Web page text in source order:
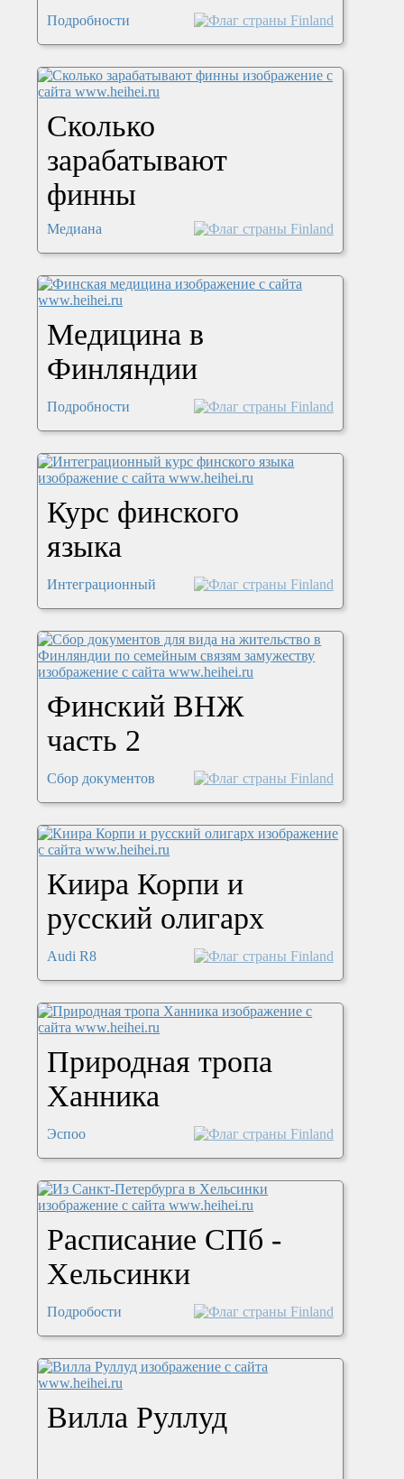
Подробности
Сколько
зарабатывают
финны
Медиана
Медицина в
Финляндии
Подробности
Курс финского
языка
Интеграционный
Финский ВНЖ
часть 2
Сбор документов
Киира Корпи и
русский олигарх
Audi R8
Природная тропа
Ханника
Эспоо
Расписание СПб -
Хельсинки
Подробости
Вилла Руллуд